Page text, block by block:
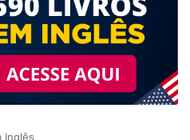
Inglês